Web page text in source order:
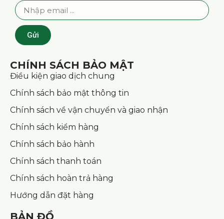
Gửi
CHÍNH SÁCH BẢO MẬT
Điều kiện giao dịch chung
Chính sách bảo mật thông tin
Chính sách về vận chuyển và giao nhận
Chính sách kiểm hàng
Chính sách bảo hành
Chính sách thanh toán
Chính sách hoàn trả hàng
Hướng dẫn đặt hàng